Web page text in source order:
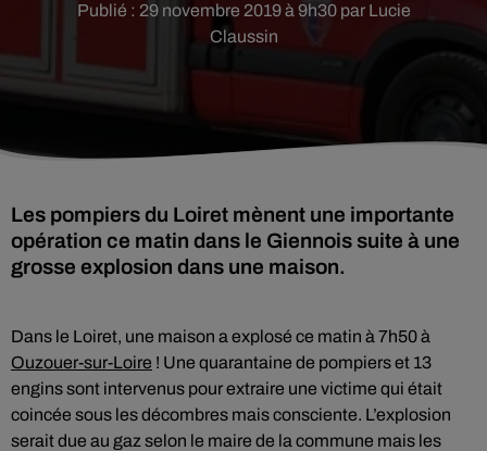
Publié : 29 novembre 2019 à 9h30 par Lucie
Claussin
Les pompiers du Loiret mènent une importante
opération ce matin dans le Giennois suite à une
grosse explosion dans une maison.
Dans le Loiret, une maison a explosé ce matin à 7h50 à
Ouzouer-sur-Loire ! Une quarantaine de pompiers et 13
engins sont intervenus pour extraire une victime qui était
coincée sous les décombres mais consciente. L’explosion
serait due au gaz selon le maire de la commune mais les